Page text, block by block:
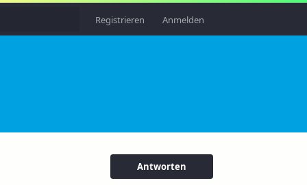
Registrieren Anmelden
Antworten